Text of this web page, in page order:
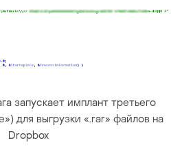
запускает имплант третьего
для выгрузки «.rar» файлов на
Dropbox